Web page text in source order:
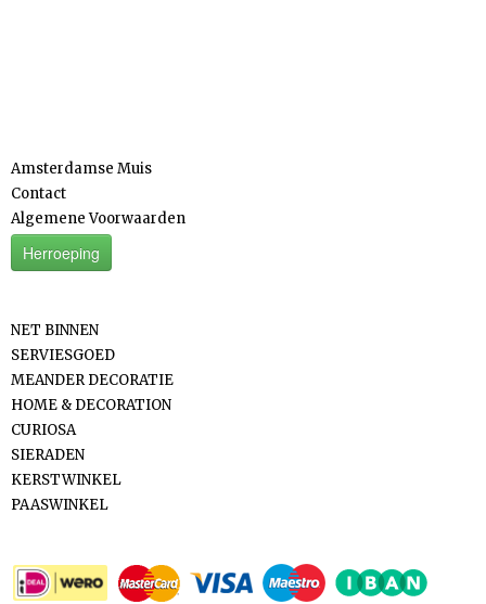
Amsterdamse Muis
Contact
Algemene Voorwaarden
Herroeping
NET BINNEN
SERVIESGOED
MEANDER DECORATIE
HOME & DECORATION
CURIOSA
SIERADEN
KERSTWINKEL
PAASWINKEL